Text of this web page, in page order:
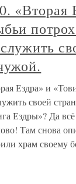
«Вторая
Ездра» и
своей
Ездры»? Да
Там снова
храм своему